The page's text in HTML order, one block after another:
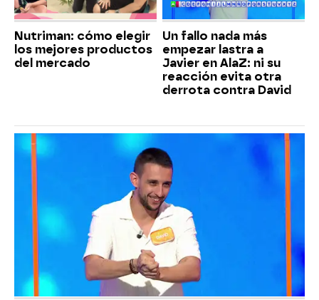
Nutriman: cómo elegir
los mejores productos
del mercado
Un fallo nada más
empezar lastra a
Javier en AlaZ: ni su
reacción evita otra
derrota contra David